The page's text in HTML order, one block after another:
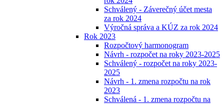
Schválený - Záverečný účet mesta
za rok 2024
Výročná správa a KÚZ za rok 2024
Rok 2023
Rozpočtový harmonogram
Návrh - rozpočet na roky 2023-2025
Schválený - rozpočet na roky 2023-
2025
Návrh - 1. zmena rozpočtu na rok
2023
Schválená - 1. zmena rozpočtu na